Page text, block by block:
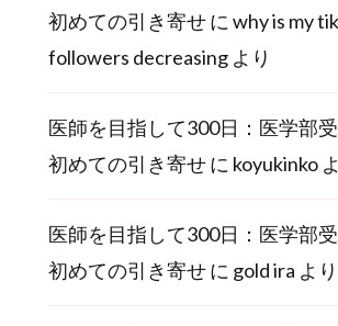
初めての引き寄せに why is my
followers decreasing より
医師を目指して300日：医学部受
初めての引き寄せに koyukinko
医師を目指して300日：医学部受
初めての引き寄せに gold ira より